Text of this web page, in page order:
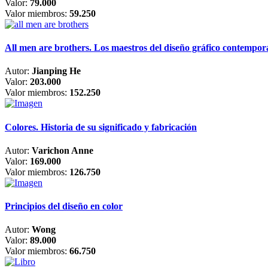
Valor: 79.000
Valor miembros: 59.250
All men are brothers. Los maestros del diseño gráfico
Autor: Jianping He
Valor: 203.000
Valor miembros: 152.250
Colores. Historia de su significado y fabricación
Autor: Varichon Anne
Valor: 169.000
Valor miembros: 126.750
Principios del diseño en color
Autor: Wong
Valor: 89.000
Valor miembros: 66.750